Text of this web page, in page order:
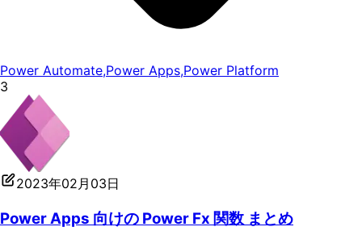
Power Automate,Power Apps,Power Platform
3
2023年02月03日
Power Apps 向けの Power Fx 関数 まとめ